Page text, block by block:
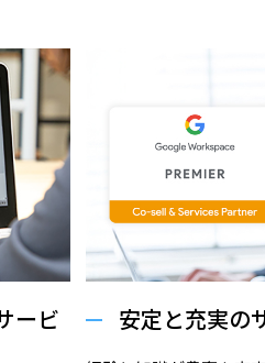
ービ 安定と充実の